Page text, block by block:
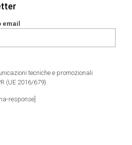
email
tecniche e promozionali
(UE 2016/679).
response]